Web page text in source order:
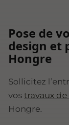
Pose de
design et
Hongre
Sollicitez
vos travaux
Hongre.